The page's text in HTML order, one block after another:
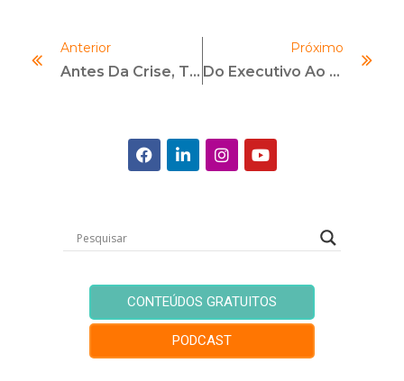
Anterior
Antes Da Crise, Tudo Parece Caro Governança, Accountability E O Preço De Agir Tarde
Próximo
Do Executivo Ao Legislativo: A Mudança De Eixo Que Desafia O Compliance Corporativo
CONTEÚDOS GRATUITOS
PODCAST